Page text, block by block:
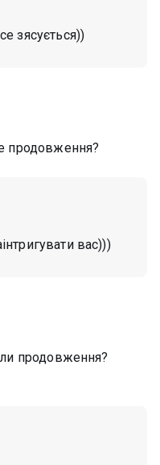
зясується))
продовження?
вас)))
продовження?